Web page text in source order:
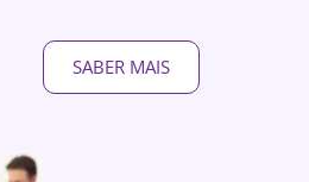
SABER MAIS